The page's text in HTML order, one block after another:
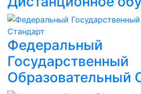
Федеральный
Государственный
Образовательный